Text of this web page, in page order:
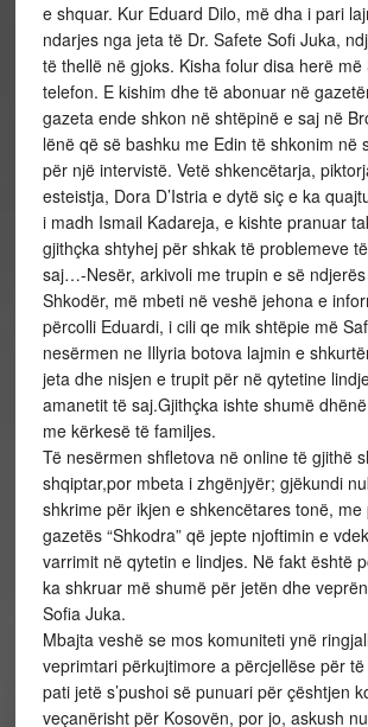
e shquar. Kur Eduard Dilo, më dha i pari
ndarjes nga jeta të Dr. Safete Sofi Juka,
të thellë në gjoks. Kisha folur disa herë më
telefon. E kishim dhe të abonuar në
gazeta ende shkon në shtëpinë e saj në
lënë që së bashku me Edin të shkonim në
për një intervistë. Vetë shkencëtarja,
esteistja, Dora D’Istria e dytë siç e ka
i madh Ismail Kadareja, e kishte pranuar
gjithçka shtyhej për shkak të problemeve
saj…-Nesër, arkivoli me trupin e së
Shkodër, më mbeti në veshë jehona e
përcolli Eduardi, i cili qe mik shtëpie më
nesërmen ne Illyria botova lajmin e
jeta dhe nisjen e trupit për në qytetine
amanetit të saj.Gjithçka ishte shumë
me kërkesë të familjes.
Të nesërmen shfletova në online të gjithë
shqiptar,por mbeta i zhgënjyër; gjëkundi
shkrime për ikjen e shkencëtares tonë,
gazetës “Shkodra” që jepte njoftimin e
varrimit në qytetin e lindjes. Në fakt është
ka shkruar më shumë për jetën dhe
Sofia Juka.
Mbajta veshë se mos komuniteti ynë
veprimtari përkujtimore a përcjellëse për
pati jetë s’pushoi së punuari për çështjen
veçanërisht për Kosovën, por jo, askush